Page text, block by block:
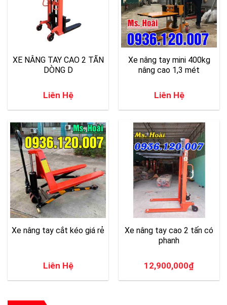
XE NÂNG TAY CAO 2 TẤN
DÒNG D
Liên Hệ
Xe nâng tay mini 400kg
nâng cao 1,3 mét
Liên Hệ
Xe nâng tay cắt kéo giá rẻ
Liên Hệ
Xe nâng tay cao 2 tấn có
phanh
12,900,000₫